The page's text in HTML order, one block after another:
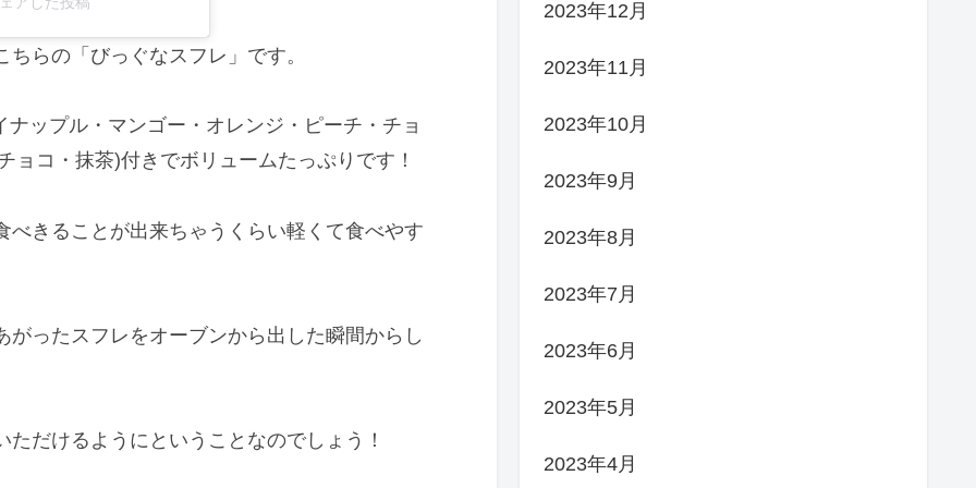
らの「びっぐなスフレ」です。
ップル・マンゴー・オレンジ・ピーチ・チョ
コ・抹茶)付きでボリュームたっぷりです！
きることが出来ちゃうくらい軽くて食べやす
ったスフレをオーブンから出した瞬間からし
だけるようにということなのでしょう！
2023年12月
2023年11月
2023年10月
2023年9月
2023年8月
2023年7月
2023年6月
2023年5月
2023年4月